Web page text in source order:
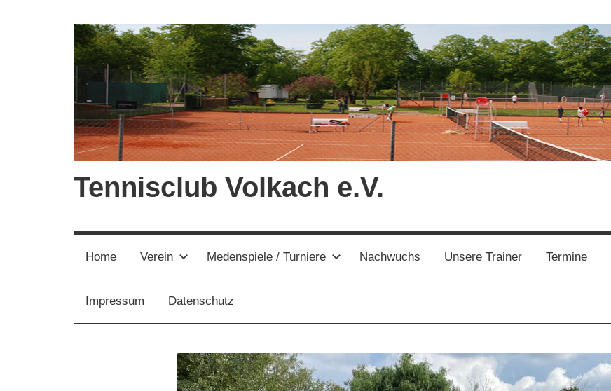
Tennisclub Volkach e.V.
Home Verein Medenspiele / Turniere Nachwuchs Unsere Trainer Termine
Impressum Datenschutz